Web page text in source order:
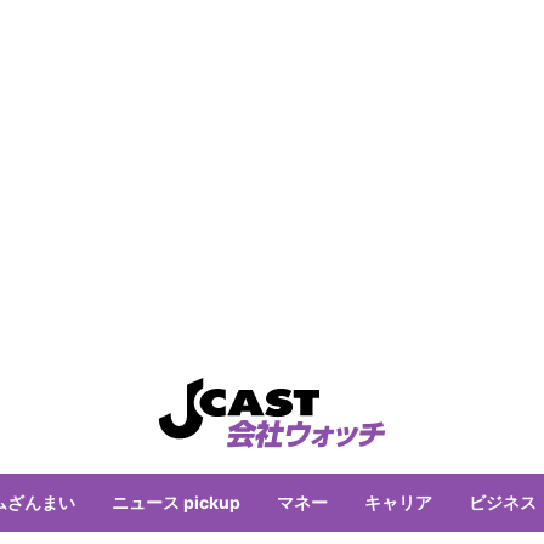
ざんまい ニュース pickup マネー キャリア ビジネス